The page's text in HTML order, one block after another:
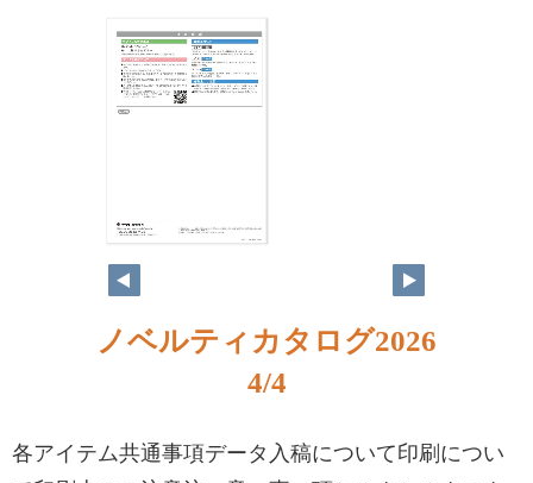
ノベルティカタログ2026
4/4
各アイテム共通事項データ入稿について印刷につい